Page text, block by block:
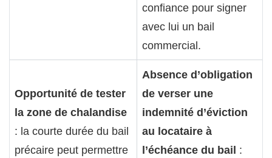
confiance pour signer
avec lui un bail
commercial.
Opportunité de tester
la zone de chalandise
: la courte durée du bail
précaire peut permettre
Absence d’obligation
de verser une
indemnité d’éviction
au locataire à
l’échéance du bail :